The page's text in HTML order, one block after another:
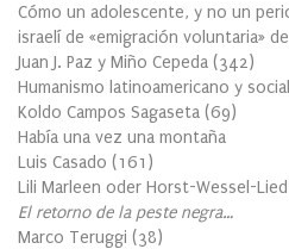
Cómo un adolescente, y no un
israelí de «emigración voluntaria»
Juan J. Paz y Miño Cepeda (342)
Humanismo latinoamericano y
Koldo Campos Sagaseta (69)
Había una vez una montaña
Luis Casado (161 )
Lili Marleen oder Horst-Wessel-
El retorno de la peste negra…
Marco Teruggi (38)